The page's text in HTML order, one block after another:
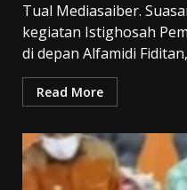
Tual Mediasaiber.
kegiatan Istighosah
di depan Alfamidi
Read More